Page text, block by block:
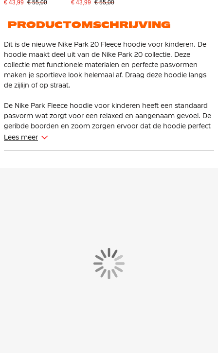
Rood Wit
€ 43,99 € 55,00 Zwart
€ 43,99 € 55,00
PRODUCTOMSCHRIJVING
Dit is de nieuwe Nike Park 20 Fleece hoodie voor kinderen. De
hoodie maakt deel uit van de Nike Park 20 collectie. Deze
collectie met functionele materialen en perfecte pasvormen
maken je sportieve look helemaal af. Draag deze hoodie langs
de zijlijn of op straat.
De Nike Park Fleece hoodie voor kinderen heeft een standaard
pasvorm wat zorgt voor een relaxed en aangenaam gevoel. De
geribde boorden en zoom zorgen ervoor dat de hoodie perfect
op zijn plek blijft zitten.
Lees meer